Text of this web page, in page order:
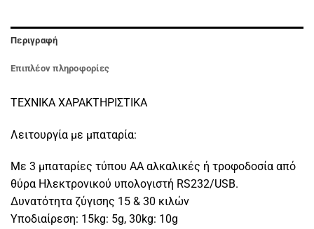
Περιγραφή
Επιπλέον πληροφορίες
ΤΕΧΝΙΚΑ ΧΑΡΑΚΤΗΡΙΣΤΙΚΑ
Λειτουργία με μπαταρία:
Με 3 μπαταρίες τύπου AA αλκαλικές ή τροφοδοσία από
θύρα Ηλεκτρονικού υπολογιστή RS232/USB.
Δυνατότητα ζύγισης 15 & 30 κιλών
Υποδιαίρεση: 15kg: 5g, 30kg: 10g